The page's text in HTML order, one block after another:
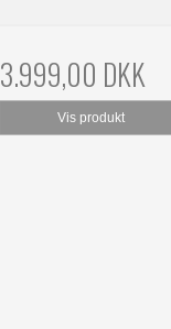
3.999,00 DKK
Vis produkt